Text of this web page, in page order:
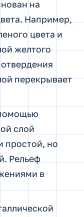
на
Например,
цвета и
желтого
перекрывает
слой
простой, но
Рельеф
в